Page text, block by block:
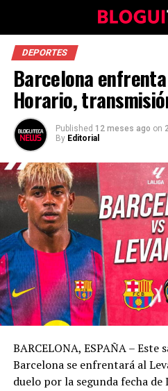
DEPORTES
Barcelona
Horario,
Published 12 meses ago on
By Editorial
BARCELONA, ESPAÑA – Este
Barcelona se enfrentará al
duelo por la segunda fecha de